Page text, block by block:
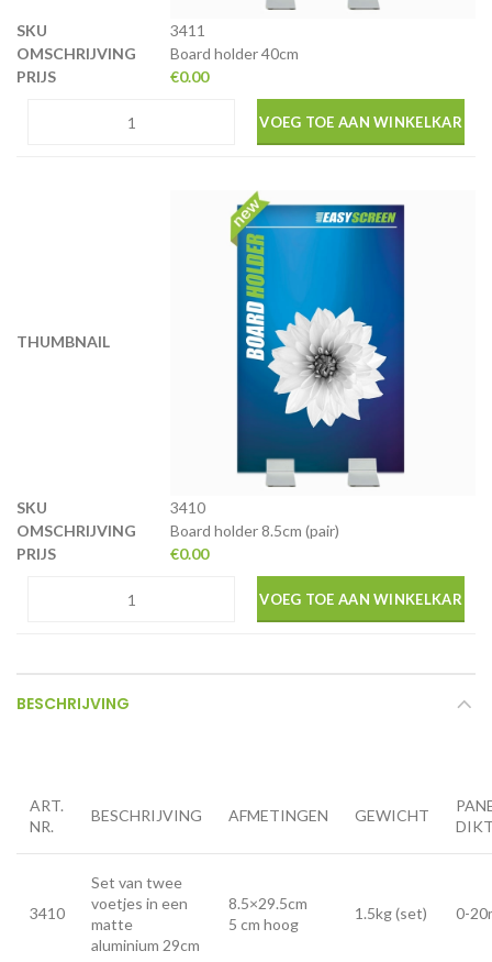
3411
Board holder 40cm
€0.00
VOEG TOE AAN WINKELKAR
3410
Board holder 8.5cm (pair)
€0.00
VOEG TOE AAN WINKELKAR
BESCHRIJVING
ART.
NR.
BESCHRIJVING AFMETINGEN GEWICHT
3410
Set van twee
voetjes in een
matte
aluminium 29cm
8.5×29.5cm
5 cm hoog
1.5kg (set) 0-